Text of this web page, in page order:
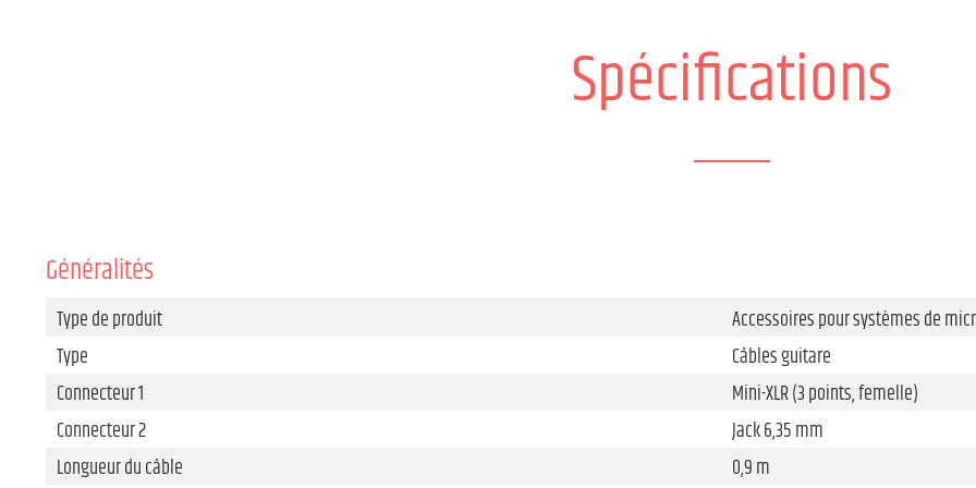
Spécifications
Généralités
Type de produit
Accessoires pour systèmes de
Type
Câbles guitare
Connecteur 1
Mini-XLR (3 points, femelle)
Connecteur 2
Jack 6,35 mm
Longueur du câble
0,9 m